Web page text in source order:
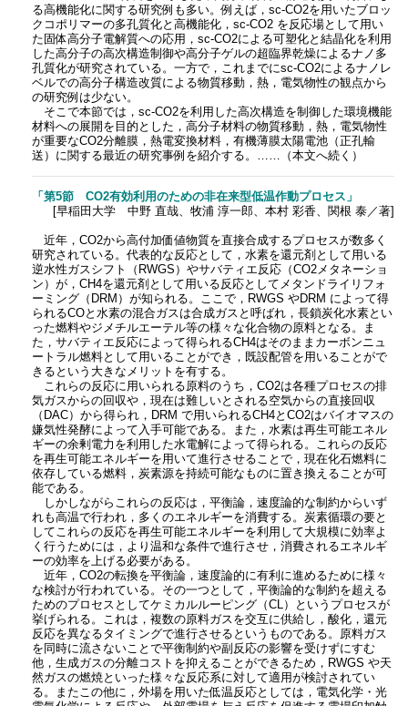
る高機能化に関する研究例も多い。例えば，sc-CO2を用いたブロッ
クコポリマーの多孔質化と高機能化，sc-CO2 を反応場として用い
た固体高分子電解質への応用，sc-CO2による可塑化と結晶化を利用
した高分子の高次構造制御や高分子ゲルの超臨界乾燥によるナノ多
孔質化が研究されている。一方で，これまでにsc-CO2によるナノレ
ベルでの高分子構造改質による物質移動，熱，電気物性の観点から
の研究例は少ない。
そこで本節では，sc-CO2を利用した高次構造を制御した環境機能
材料への展開を目的とした，高分子材料の物質移動，熱，電気物性
が重要なCO2分離膜，熱電変換材料，有機薄膜太陽電池（正孔輸
送）に関する最近の研究事例を紹介する。……（本文へ続く）
「第5節 CO2有効利用のための非在来型低温作動プロセス」
[早稲田大学 中野 直哉、牧浦 淳一郎、本村 彩香、関根 泰／著]
近年，CO2から高付加価値物質を直接合成するプロセスが数多く
研究されている。代表的な反応として，水素を還元剤として用いる
逆水性ガスシフト（RWGS）やサバティエ反応（CO2メタネーショ
ン）が，CH4を還元剤として用いる反応としてメタンドライリフォ
ーミング（DRM）が知られる。ここで，RWGS やDRM によって得
られるCOと水素の混合ガスは合成ガスと呼ばれ，長鎖炭化水素とい
った燃料やジメチルエーテル等の様々な化合物の原料となる。ま
た，サバティエ反応によって得られるCH4はそのままカーボンニュ
ートラル燃料として用いることができ，既設配管を用いることがで
きるという大きなメリットを有する。
これらの反応に用いられる原料のうち，CO2は各種プロセスの排
気ガスからの回収や，現在は難しいとされる空気からの直接回収
（DAC）から得られ，DRM で用いられるCH4とCO2はバイオマスの
嫌気性発酵によって入手可能である。また，水素は再生可能エネル
ギーの余剰電力を利用した水電解によって得られる。これらの反応
を再生可能エネルギーを用いて進行させることで，現在化石燃料に
依存している燃料，炭素源を持続可能なものに置き換えることが可
能である。
しかしながらこれらの反応は，平衡論，速度論的な制約からいず
れも高温で行われ，多くのエネルギーを消費する。炭素循環の要と
してこれらの反応を再生可能エネルギーを利用して大規模に効率よ
く行うためには，より温和な条件で進行させ，消費されるエネルギ
ーの効率を上げる必要がある。
近年，CO2の転換を平衡論，速度論的に有利に進めるために様々
な検討が行われている。その一つとして，平衡論的な制約を超える
ためのプロセスとしてケミカルルーピング（CL）というプロセスが
挙げられる。これは，複数の原料ガスを交互に供給し，酸化，還元
反応を異なるタイミングで進行させるというものである。原料ガス
を同時に流さないことで平衡制約や副反応の影響を受けずにすむ
他，生成ガスの分離コストを抑えることができるため，RWGS や天
然ガスの燃焼といった様々な反応系に対して適用が検討されてい
る。またこの他に，外場を用いた低温反応としては，電気化学・光